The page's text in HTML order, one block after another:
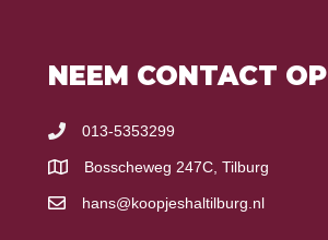
NEEM CONTACT OP
013-5353299
Bosscheweg 247C, Tilburg
hans@koopjeshaltilburg.nl